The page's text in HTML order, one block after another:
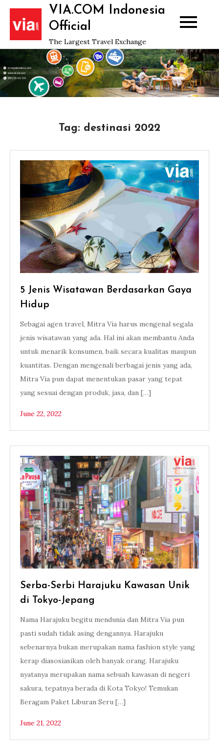
Skip
content
VIA.COM Indonesia
Official
The Largest Travel Exchange
Tag: destinasi 2022
5 Jenis Wisatawan Berdasarkan Gaya
Hidup
Sebagai agen travel, Mitra Via harus mengenal segala
jenis wisatawan yang ada. Hal ini akan membantu Anda
untuk menarik konsumen, baik secara kualitas maupun
kuantitas. Dengan mengenali berbagai jenis yang ada,
Mitra Via pun dapat menentukan pasar yang tepat
yang sesuai dengan produk, jasa, dan […]
June 22, 2022
Serba-Serbi Harajuku Kawasan Unik
di Tokyo-Jepang
Nama Harajuku begitu mendunia dan Mitra Via pun
pasti sudah tidak asing dengannya. Harajuku
sebenarnya bukan merupakan nama fashion style yang
kerap diasosiasikan oleh banyak orang. Harajuku
nyatanya merupakan nama sebuah kawasan di negeri
sakura, tepatnya berada di Kota Tokyo! Temukan
Beragam Paket Liburan Seru […]
June 21, 2022